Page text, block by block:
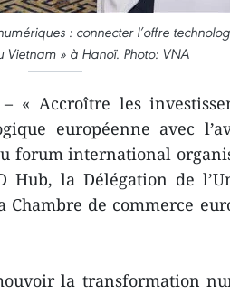
: connecter l’offre
Vietnam » à Hanoï. Photo: VNA
« Accroître les
européenne avec
forum international
Hub, la Délégation de
Chambre de commerce
la transformation